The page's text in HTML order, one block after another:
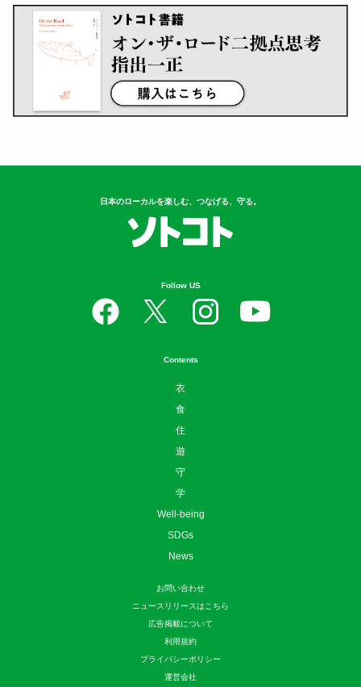
日本のローカルを楽しむ、つなげる、守る。
Follow US
Contents
衣
食
住
遊
守
学
Well-being
SDGs
News
お問い合わせ
ニュースリリースはこちら
広告掲載について
利用規約
プライバシーポリシー
運営会社